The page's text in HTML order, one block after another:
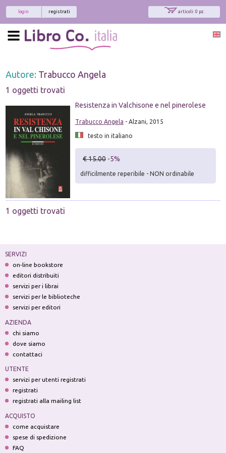
articoli: 0 pz.
registrati
login
Autore: Trabucco Angela
1 oggetti trovati
Resistenza in Valchisone e nel pinerolese
Trabucco Angela - Alzani, 2015
testo in italiano
€ 15.00 -5%
difficilmente reperibile - NON ordinabile
1 oggetti trovati
SERVIZI
on-line bookstore
editori distribuiti
servizi per i librai
servizi per le biblioteche
servizi per editori
AZIENDA
chi siamo
dove siamo
contattaci
UTENTE
servizi per utenti registrati
registrati
registrati alla mailing list
ACQUISTO
come acquistare
spese di spedizione
FAQ